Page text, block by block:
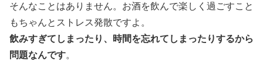
そんなことはありません。お酒を飲んで楽しく過ごすこと
もちゃんとストレス発散ですよ。
飲みすぎてしまったり、時間を忘れてしまったりするから
問題なんです。